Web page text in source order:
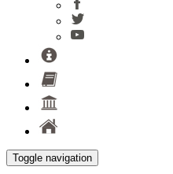
Toggle navigation